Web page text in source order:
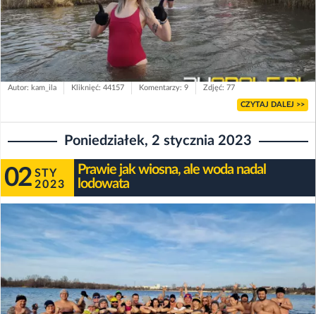
Autor: kam_ila Kliknięć: 44157 Komentarzy: 9 Zdjęć: 77
CZYTAJ DALEJ >>
Poniedziałek, 2 stycznia 2023
02 STY
2023
Prawie jak wiosna, ale woda nadal
lodowata